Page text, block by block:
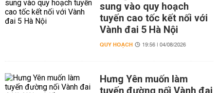
sung vào quy hoạch
tuyến cao tốc kết nối với
Vành đai 5 Hà Nội
QUY HOẠCH 19:56 | 04/08/2026
Hưng Yên muốn làm
tuyến đường nối Vành đai